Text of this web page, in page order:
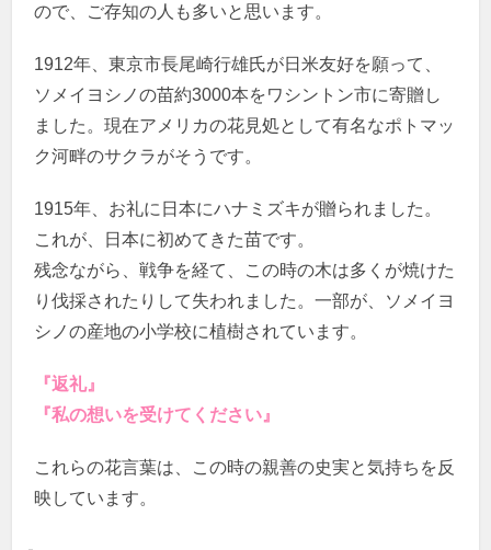
ので、ご存知の人も多いと思います。
1912年、東京市長尾崎行雄氏が日米友好を願って、
ソメイヨシノの苗約3000本をワシントン市に寄贈し
ました。現在アメリカの花見処として有名なポトマッ
ク河畔のサクラがそうです。
1915年、お礼に日本にハナミズキが贈られました。
これが、日本に初めてきた苗です。
残念ながら、戦争を経て、この時の木は多くが焼けた
り伐採されたりして失われました。一部が、ソメイヨ
シノの産地の小学校に植樹されています。
『返礼』
『私の想いを受けてください』
これらの花言葉は、この時の親善の史実と気持ちを反
映しています。